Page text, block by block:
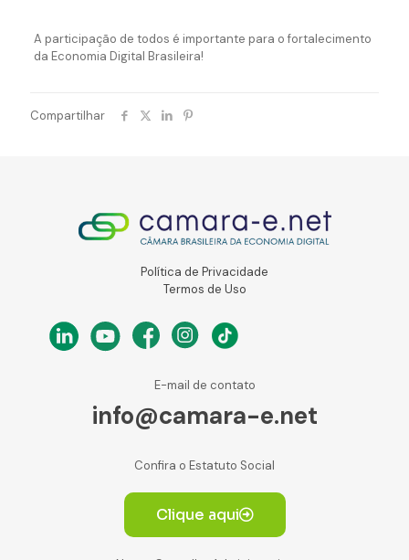
A participação de todos é importante para o fortalecimento
da Economia Digital Brasileira!
Compartilhar
Política de Privacidade
Termos de Uso
E-mail de contato
info@camara-e.net
Confira o Estatuto Social
Clique aqui